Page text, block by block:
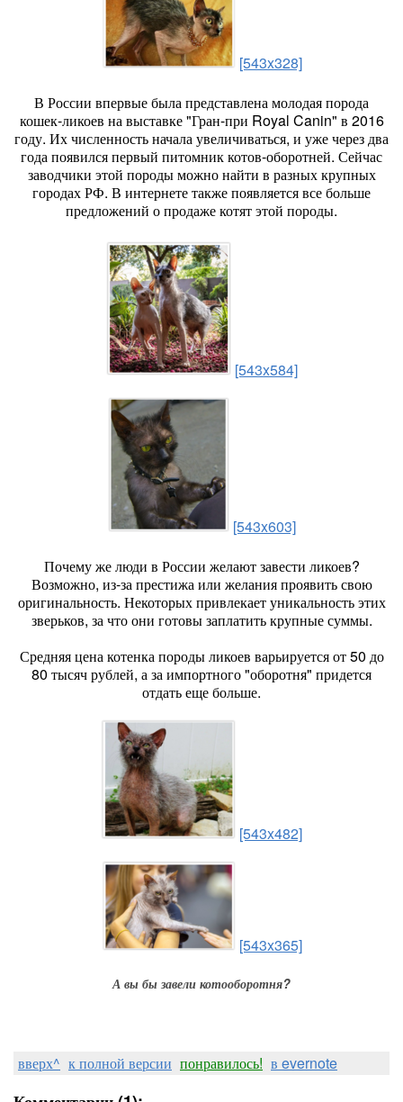
[543x328]
В России впервые была представлена молодая порода
кошек-ликоев на выставке "Гран-при Royal Canin" в 2016
году. Их численность начала увеличиваться, и уже через два
года появился первый питомник котов-оборотней. Сейчас
заводчики этой породы можно найти в разных крупных
городах РФ. В интернете также появляется все больше
предложений о продаже котят этой породы.
[543x584]
[543x603]
Почему же люди в России желают завести ликоев?
Возможно, из-за престижа или желания проявить свою
оригинальность. Некоторых привлекает уникальность этих
зверьков, за что они готовы заплатить крупные суммы.
Средняя цена котенка породы ликоев варьируется от 50 до
80 тысяч рублей, а за импортного "оборотня" придется
отдать еще больше.
[543x482]
[543x365]
А вы бы завели котооборотня?
вверх^ к полной версии понравилось! в evernote